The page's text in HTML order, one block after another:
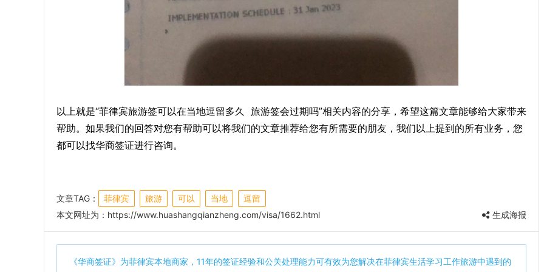
以上就是“菲律宾旅游签可以在当地逗留多久 旅游签会过期吗”相关内容的分享，希望这篇文章能够给大家带来
帮助。如果我们的回答对您有帮助可以将我们的文章推荐给您有所需要的朋友，我们以上提到的所有业务，您
都可以找华商签证进行咨询。
文章TAG： 菲律宾 旅游 可以 当地
逗留
本文网址为： https://www.huashangqianzheng.com/visa/1662.html 生成海报
《华商签证》为菲律宾本地商家，11年的签证经验和公关处理能力可有效为您解决在菲律宾生活学习工作旅游中遇到的